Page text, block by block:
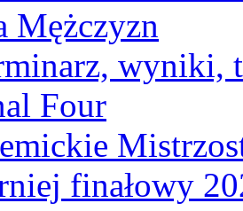
Mężczyzn
wyniki,
Four
finałowy